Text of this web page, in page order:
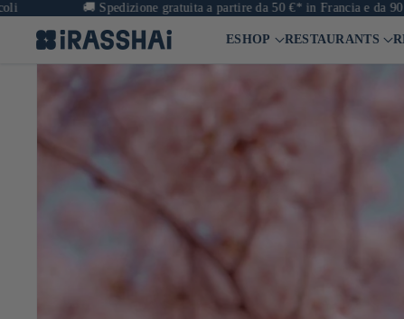
Spedizione gratuita a partire da 50 €* in Francia e da 90 € in
ESHOP RESTAURANTS